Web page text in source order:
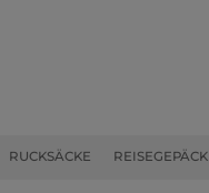
RUCKSÄCKE REISEGEPÄCK